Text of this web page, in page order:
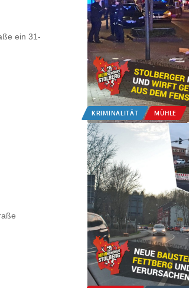
KRIMINALITÄT MÜHLE
ein 31-